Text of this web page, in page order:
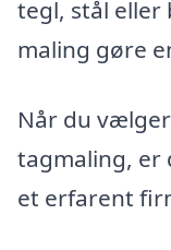
tegl, stål eller
maling gøre
Når du
tagmaling, er
et erfarent